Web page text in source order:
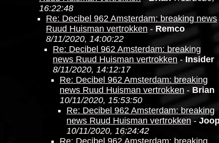
16:22:48
Re: Decibel 962 Amsterdam: breaking news
Ruud Huisman vertrokken - Remco
8/11/2020, 14:00:22
Re: Decibel 962 Amsterdam: breaking
news Ruud Huisman vertrokken -Insider
8/11/2020, 14:12:17
Re: Decibel 962 Amsterdam: breaking
news Ruud Huisman vertrokken - Brian
10/11/2020, 15:53:50
Re: Decibel 962 Amsterdam: breaking
news Ruud Huisman vertrokken -
10/11/2020, 16:24:42
Re: Decibel 962 Amsterdam: breaking